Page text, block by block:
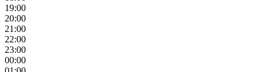
19:00
20:00
21:00
22:00
23:00
00:00